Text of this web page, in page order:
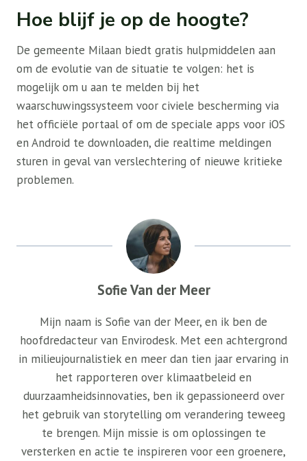
Hoe blijf je op de hoogte?
De gemeente Milaan biedt gratis hulpmiddelen aan
om de evolutie van de situatie te volgen: het is
mogelijk om u aan te melden bij het
waarschuwingssysteem voor civiele bescherming via
het officiële portaal of om de speciale apps voor iOS
en Android te downloaden, die realtime meldingen
sturen in geval van verslechtering of nieuwe kritieke
problemen.
Sofie Van der Meer
Mijn naam is Sofie van der Meer, en ik ben de
hoofdredacteur van Envirodesk. Met een achtergrond
in milieujournalistiek en meer dan tien jaar ervaring in
het rapporteren over klimaatbeleid en
duurzaamheidsinnovaties, ben ik gepassioneerd over
het gebruik van storytelling om verandering teweeg
te brengen. Mijn missie is om oplossingen te
versterken en actie te inspireren voor een groenere,